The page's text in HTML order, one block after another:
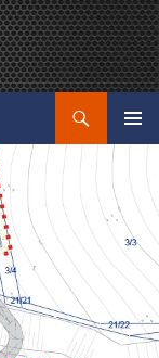
GLAVNI